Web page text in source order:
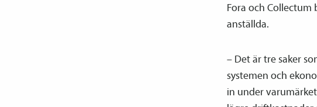
Fora och
anställda.
– Det är tre saker
systemen och
in under